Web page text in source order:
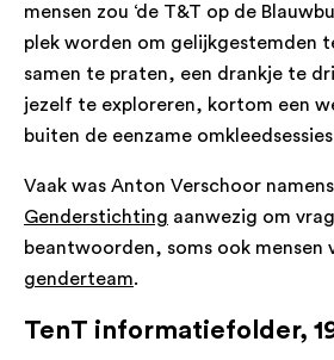
mensen zou ‘de T&T op de
plek worden om gelijkgestemden
samen te praten, een drankje te
jezelf te exploreren, kortom een
buiten de eenzame
Vaak was Anton Verschoor namens
Genderstichting aanwezig om
beantwoorden, soms ook mensen
genderteam.
TenT informatiefolder,